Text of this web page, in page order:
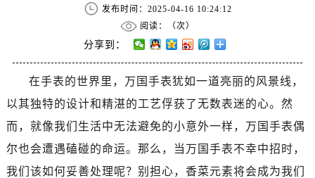
发布时间：2025-04-16 10:24:12
阅读：（次）
分享到：
在手表的世界里，万国手表犹如一道亮丽的风景线，
以其独特的设计和精湛的工艺俘获了无数表迷的心。然
而，就像我们生活中无法避免的小意外一样，万国手表偶
尔也会遭遇磕碰的命运。那么，当万国手表不幸中招时，
我们该如何妥善处理呢？别担心，香菜元素将会成为我们